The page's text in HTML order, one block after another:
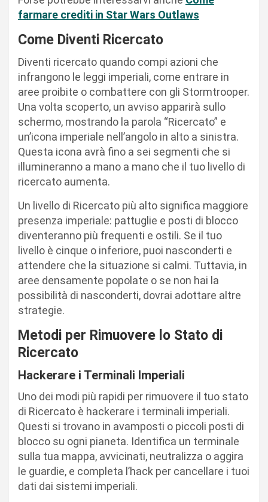
farmare crediti in Star Wars Outlaws
Come Diventi Ricercato
Diventi ricercato quando compi azioni che
infrangono le leggi imperiali, come entrare in
aree proibite o combattere con gli Stormtrooper.
Una volta scoperto, un avviso apparirà sullo
schermo, mostrando la parola “Ricercato” e
un’icona imperiale nell’angolo in alto a sinistra.
Questa icona avrà fino a sei segmenti che si
illumineranno a mano a mano che il tuo livello di
ricercato aumenta.
Un livello di Ricercato più alto significa maggiore
presenza imperiale: pattuglie e posti di blocco
diventeranno più frequenti e ostili. Se il tuo
livello è cinque o inferiore, puoi nasconderti e
attendere che la situazione si calmi. Tuttavia, in
aree densamente popolate o se non hai la
possibilità di nasconderti, dovrai adottare altre
strategie.
Metodi per Rimuovere lo Stato di
Ricercato
Hackerare i Terminali Imperiali
Uno dei modi più rapidi per rimuovere il tuo stato
di Ricercato è hackerare i terminali imperiali.
Questi si trovano in avamposti o piccoli posti di
blocco su ogni pianeta. Identifica un terminale
sulla tua mappa, avvicinati, neutralizza o aggira
le guardie, e completa l’hack per cancellare i tuoi
dati dai sistemi imperiali.